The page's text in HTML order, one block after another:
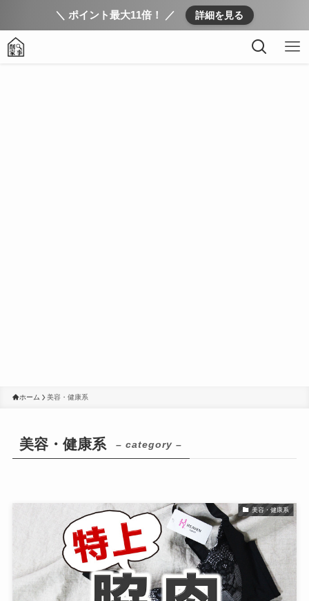
＼ ポイント最大11倍！ ／ 詳細を見る
ホーム 美容・健康系
美容・健康系 – category –
美容・健康系